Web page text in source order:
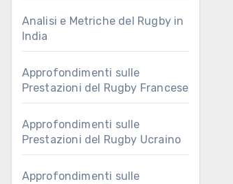
Analisi e Metriche del Rugby in
India
Approfondimenti sulle
Prestazioni del Rugby Francese
Approfondimenti sulle
Prestazioni del Rugby Ucraino
Approfondimenti sulle